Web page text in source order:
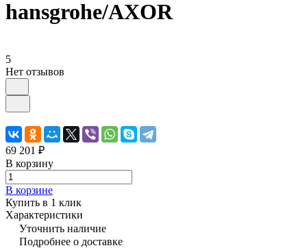
hansgrohe/AXOR
5
Нет отзывов
69 201 ₽
В корзину
В корзине
Купить в 1 клик
Характеристики
Уточнить наличие
Подробнее о доставке